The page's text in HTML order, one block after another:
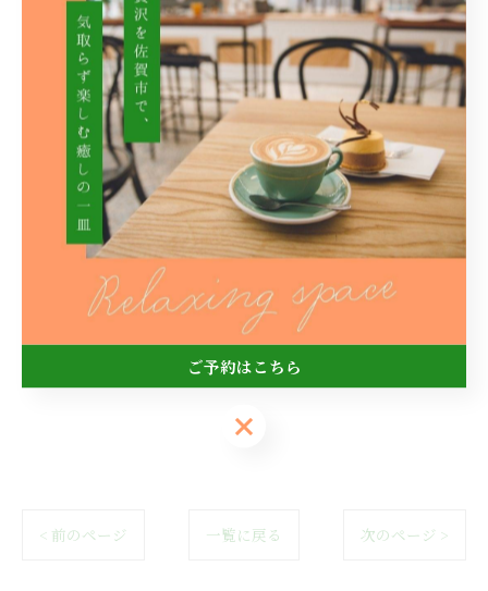
ドリンクセット￥500(税込￥550)
Cafe Carrot(カフェ キャロット)
【住所】佐賀県佐賀市神園3丁目14-8
【ＴＥＬ】080-6232-2673
【営業時間】11時30分~16時 18時~20時
※16時~18時まで準備時間となります。
【店休日】毎週水曜日、日曜日
【駐車場】4台
※お越しの際は乗り合わせで御来店頂けると幸いです☘️
#佐賀 #佐賀市 #カフェ
< 前のページ 一覧に戻る 次のページ >
ご予約はこちら
ご予約はこちら